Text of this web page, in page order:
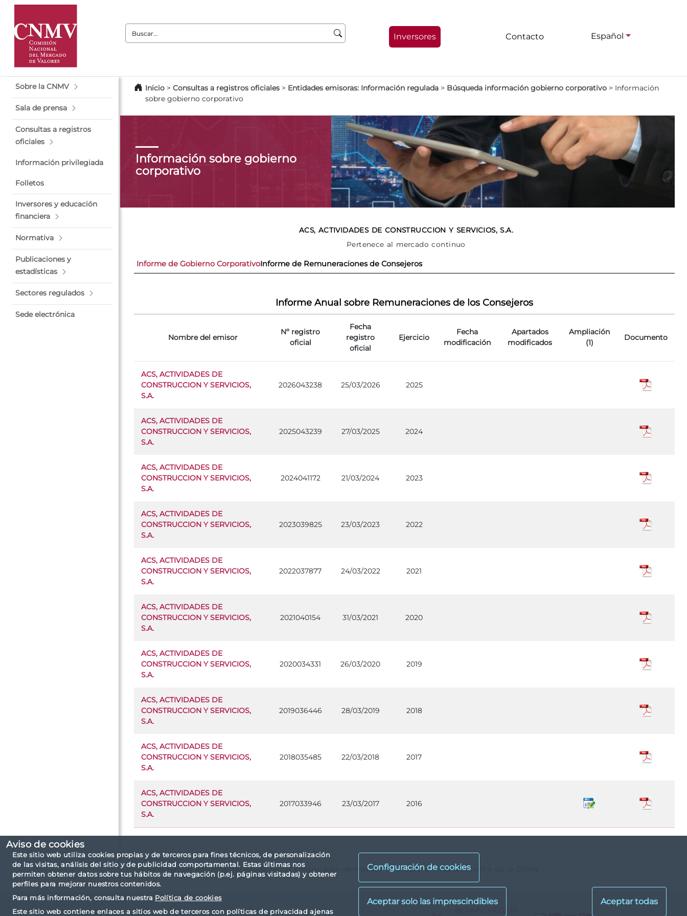
Aviso de cookies
Este sitio web utiliza cookies propias y de terceros para fines técnicos, de personalización
de las visitas, análisis del sitio y de publicidad comportamental. Estas últimas nos
permiten obtener datos sobre tus hábitos de navegación (p.ej. páginas visitadas) y obtener
perfiles para mejorar nuestros contenidos.
Para más información, consulta nuestra Política de cookies
Este sitio web contiene enlaces a sitios web de terceros con políticas de privacidad ajenas
Configuración de cookies
Buscar:
Inversores Contacto Español
Sobre la CNMV
Sala de prensa
Consultas a registros
oficiales
Información privilegiada
Folletos
Inversores y educación
financiera
Normativa
Publicaciones y
estadísticas
Sectores regulados
Sede electrónica
Inicio > Consultas a registros oficiales > Entidades emisoras: Información regulada > Búsqueda información gobierno corporativo > Información
sobre gobierno corporativo
Información sobre gobierno
corporativo
ACS, ACTIVIDADES DE CONSTRUCCION Y SERVICIOS, S.A.
Pertenece al mercado continuo
Informe de Gobierno CorporativoInforme de Remuneraciones de Consejeros
Informe Anual sobre Remuneraciones de los Consejeros
Nombre del emisor
Nº registro
oficial
Fecha
registro
oficial
Ejercicio
Fecha
modificación
Apartados
modificados
Ampliación
(1)
Documento
ACS, ACTIVIDADES DE
CONSTRUCCION Y SERVICIOS,
S.A.
2026043238 25/03/2026 2025
ACS, ACTIVIDADES DE
CONSTRUCCION Y SERVICIOS,
S.A.
2025043239 27/03/2025 2024
ACS, ACTIVIDADES DE
CONSTRUCCION Y SERVICIOS,
S.A.
2024041172 21/03/2024 2023
ACS, ACTIVIDADES DE
CONSTRUCCION Y SERVICIOS,
S.A.
2023039825 23/03/2023 2022
ACS, ACTIVIDADES DE
CONSTRUCCION Y SERVICIOS,
S.A.
2022037877 24/03/2022 2021
ACS, ACTIVIDADES DE
CONSTRUCCION Y SERVICIOS,
S.A.
2021040154 31/03/2021 2020
ACS, ACTIVIDADES DE
CONSTRUCCION Y SERVICIOS,
S.A.
2020034331 26/03/2020 2019
ACS, ACTIVIDADES DE
CONSTRUCCION Y SERVICIOS,
S.A.
2019036446 28/03/2019 2018
ACS, ACTIVIDADES DE
CONSTRUCCION Y SERVICIOS,
S.A.
2018035485 22/03/2018 2017
ACS, ACTIVIDADES DE
CONSTRUCCION Y SERVICIOS,
S.A.
2017033946 23/03/2017 2016
(1) Información adicional facilitada por el emisor, bien de manera voluntaria o a requerimiento de la CNMV